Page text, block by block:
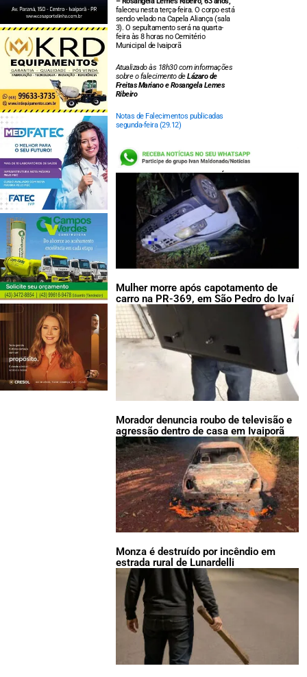
faleceu nesta terça-feira. O corpo está
sendo velado na Capela Aliança (sala
3). O sepultamento será na quarta-
feira às 8 horas no Cemitério
Municipal de Ivaiporã
Atualizado às 18h30 com informações
sobre o falecimento deLázaro de
Freitas Mariano e Rosangela Lemes
Ribeiro
Notas de Falecimentos publicadas
segunda-feira (29.12)
LEIA TAMBÉM:
Mulher morre após capotamento de
carro na PR-369, em São Pedro do Ivaí
Morador denuncia roubo de televisão e
agressão dentro de casa em Ivaiporã
Monza é destruído por incêndio em
estrada rural de Lunardelli